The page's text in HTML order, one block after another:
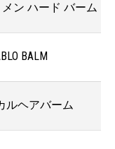
メン ハード バーム
BALM
ルヘアバーム